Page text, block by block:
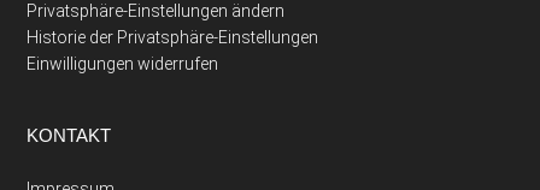
Privatsphäre-Einstellungen ändern
Historie der Privatsphäre-Einstellungen
Einwilligungen widerrufen
KONTAKT